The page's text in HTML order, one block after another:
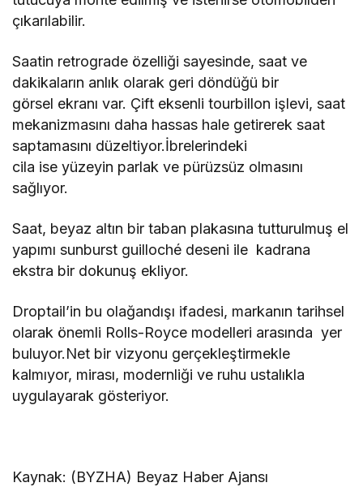
çıkarılabilir.
Saatin retrograde özelliği sayesinde, saat ve
dakikaların anlık olarak geri döndüğü bir
görsel ekranı var. Çift eksenli tourbillon işlevi, saat
mekanizmasını daha hassas hale getirerek saat
saptamasını düzeltiyor.İbrelerindeki
cila ise yüzeyin parlak ve pürüzsüz olmasını
sağlıyor.
Saat, beyaz altın bir taban plakasına tutturulmuş el
yapımı sunburst guilloché deseni ile kadrana
ekstra bir dokunuş ekliyor.
Droptail’in bu olağandışı ifadesi, markanın tarihsel
olarak önemli Rolls-Royce modelleri arasında yer
buluyor.Net bir vizyonu gerçekleştirmekle
kalmıyor, mirası, modernliği ve ruhu ustalıkla
uygulayarak gösteriyor.
Kaynak: (BYZHA) Beyaz Haber Ajansı